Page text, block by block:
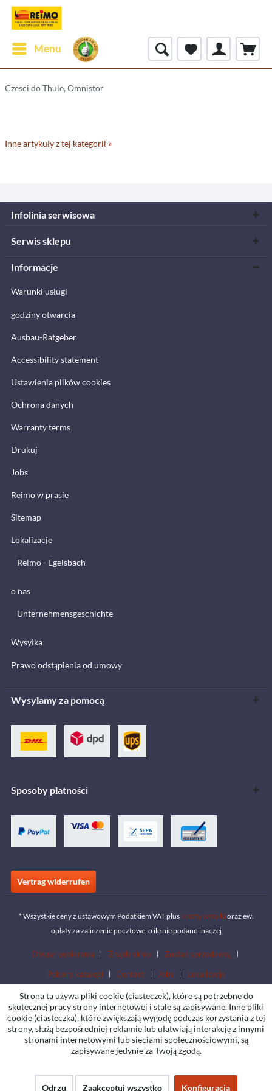
Menu
Czesci do Thule, Omnistor
Inne artykuły z tej kategorii »
Infolinia serwisowa
Serwis sklepu
Informacje
Warunki usługi
godziny otwarcia
Ausbau-Ratgeber
Accessibility statement
Ustawienia plików cookies
Ochrona danych
Warranty terms
Drukuj
Jobs
Reimo w prasie
Sitemap
Lokalizacje
Reimo - Egelsbach
o nas
Unternehmensgeschichte
Wysyłka
Prawo odstąpienia od umowy
Wysyłamy za pomocą
Sposoby płatności
Vertrag widerrufen
* Wszystkie ceny z ustawowym Podatkiem VAT plus koszty wysyłki oraz ew.
opłaty za zaliczenie pocztowe, o ile nie podano inaczej
Obszar pobierania Znajdź sklep Zostań sprzedawcą
Pobierz katalogi Contact Jobs Lokalizacje
Strona ta używa pliki cookie (ciasteczek), które są potrzebne do
skutecznej pracy strony internetowej i stale są zapisywane. Inne pliki
cookie (ciasteczka), które zwiększają wygodę podczas korzystania z tej
strony, służą bezpośredniej reklamie lub ułatwiają interakcję z innymi
stronami internetowymi lub sieciami społecznościowymi, są
zapisywane jedynie za Twoją zgodą.
Odrzu Zaakceptuj wszystko Konfiguracja